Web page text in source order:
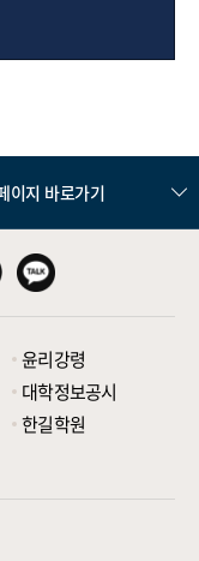
이지 바로가기
윤리강령
대학정보공시
한길학원